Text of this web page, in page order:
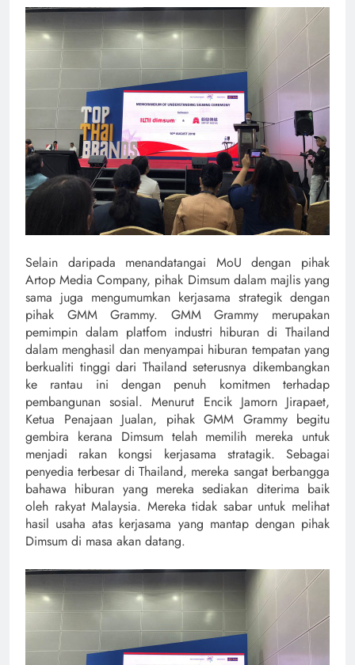
Selain daripada menandatangai MoU dengan pihak
Artop Media Company, pihak Dimsum dalam majlis yang
sama juga mengumumkan kerjasama strategik dengan
pihak GMM Grammy. GMM Grammy merupakan
pemimpin dalam platfom industri hiburan di Thailand
dalam menghasil dan menyampai hiburan tempatan yang
berkualiti tinggi dari Thailand seterusnya dikembangkan
ke rantau ini dengan penuh komitmen terhadap
pembangunan sosial. Menurut Encik Jamorn Jirapaet,
Ketua Penajaan Jualan, pihak GMM Grammy begitu
gembira kerana Dimsum telah memilih mereka untuk
menjadi rakan kongsi kerjasama stratagik. Sebagai
penyedia terbesar di Thailand, mereka sangat berbangga
bahawa hiburan yang mereka sediakan diterima baik
oleh rakyat Malaysia. Mereka tidak sabar untuk melihat
hasil usaha atas kerjasama yang mantap dengan pihak
Dimsum di masa akan datang.